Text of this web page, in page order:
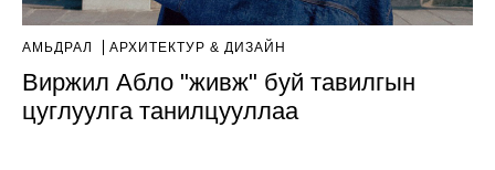
АМЬДРАЛ AРХИТЕКТУР & ДИЗАЙН
Виржил Абло "живж" буй тавилгын
цуглуулга танилцууллаа